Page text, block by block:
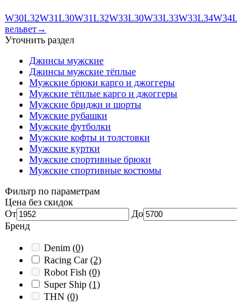
W30L32W31L30W31L32W33L30W33L33W33L34
вельвет→
Уточнить раздел
Джинсы мужские
Джинсы мужские тёплые
Мужские брюки карго и джоггеры
Мужские тёплые карго и джоггеры
Мужские бриджи и шорты
Мужские рубашки
Мужские футболки
Мужские кофты и толстовки
Мужские куртки
Мужские спортивные брюки
Мужские спортивные костюмы
Фильтр по параметрам
Цена без скидок
От
До
Бренд
Denim (0)
Racing Car(2)
Robot Fish (0)
Super Ship (1)
THN (0)